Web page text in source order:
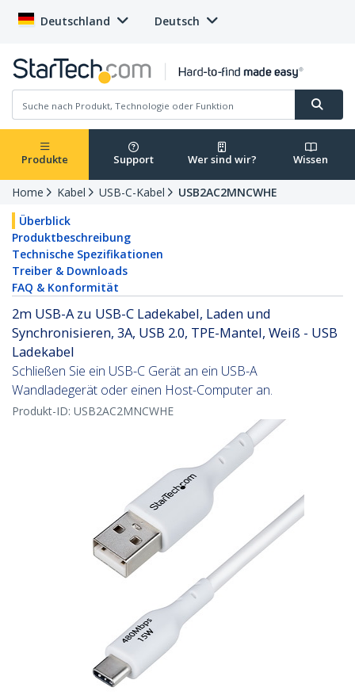
Deutschland Deutsch
Produkte Support Wer sind wir? Wissen
Home Kabel USB-C-Kabel
USB2AC2MNCWHE
Überblick
Produktbeschreibung
Technische Spezifikationen
Treiber & Downloads
FAQ & Konformität
2m USB-A zu USB-C Ladekabel, Laden und
Synchronisieren, 3A, USB 2.0, TPE-Mantel, Weiß - USB
Ladekabel
Schließen Sie ein USB-C Gerät an ein USB-A
Wandladegerät oder einen Host-Computer an.
Produkt-ID: USB2AC2MNCWHE